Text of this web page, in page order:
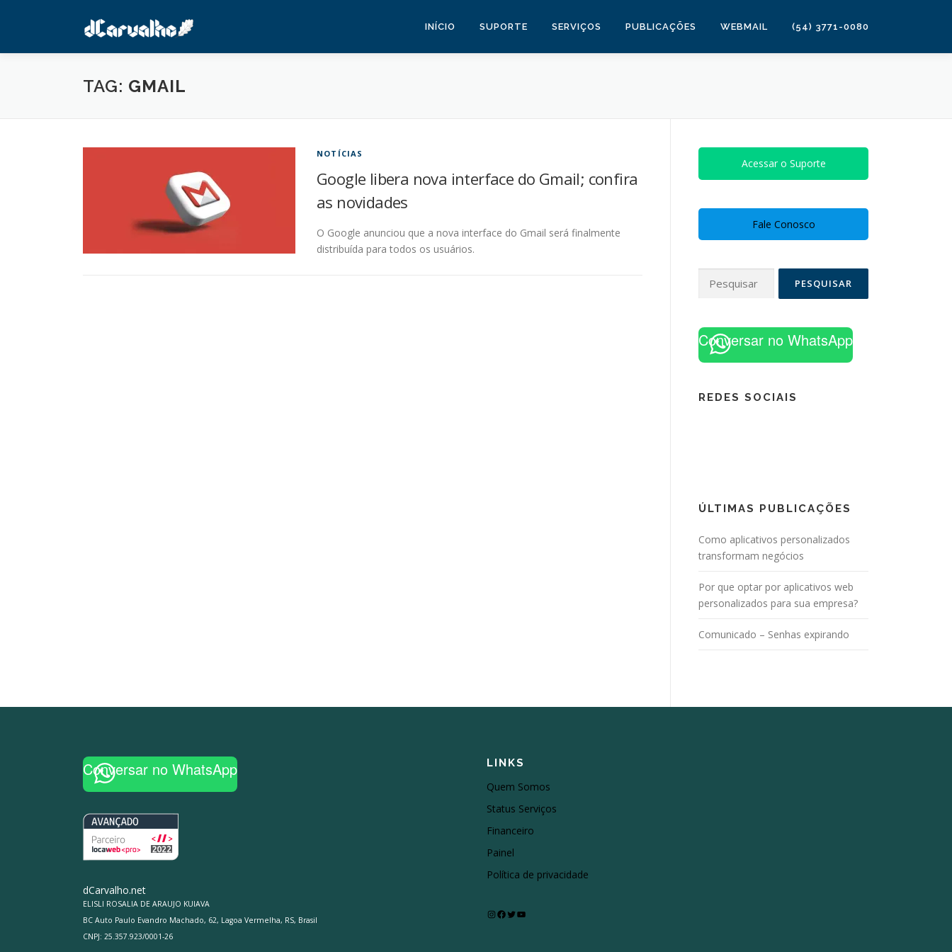
conteúdo
INÍCIO SUPORTE SERVIÇOS PUBLICAÇÕES WEBMAIL (54) 3771-0080
TAG: GMAIL
NOTÍCIAS
Google libera nova interface do Gmail; confira
as novidades
O Google anunciou que a nova interface do Gmail será finalmente
distribuída para todos os usuários.
Acessar o Suporte
Fale Conosco
Conversar no WhatsApp
REDES SOCIAIS
ÚLTIMAS PUBLICAÇÕES
Como aplicativos personalizados
transformam negócios
Por que optar por aplicativos web
personalizados para sua empresa?
Comunicado – Senhas expirando
Conversar no WhatsApp
dCarvalho.net
ELISLI ROSALIA DE ARAUJO KUIAVA
BC Auto Paulo Evandro Machado, 62, Lagoa Vermelha, RS, Brasil
CNPJ: 25.357.923/0001-26
LINKS
Quem Somos
Status Serviços
Financeiro
Painel
Política de privacidade
InstagramFacebook Twitter Youtube